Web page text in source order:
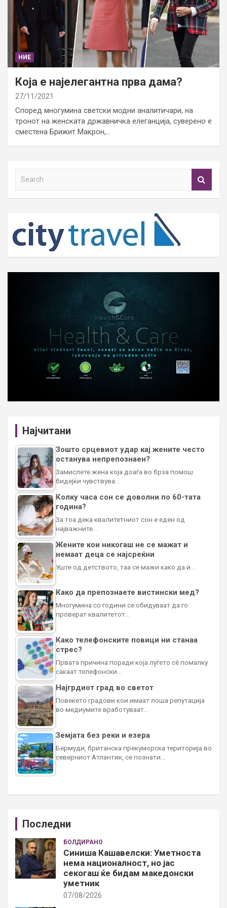
НИЕ
Која е најелегантна прва дама?
27/11/2021
Според многумина светски модни аналитичари, на
тронот на женската државничка елеганција, суверено е
сместена Брижит Макрон,…
h
Најчитани
Зошто срцевиот удар кај жените често
останува непрепознаен?
Замислете жена која доаѓа во брза помош
бидејќи чувствува…
Колку часа сон се доволни по 60-тата
година?
За тоа дека квалитетниот сон е еден од
најважните…
Жените кои никогаш не се мажат и
немаат деца се најсреќни
Уште од детството, таа се мажи како да ѝ…
Како да препознаете вистински мед?
Многумина со години се обидуваат да го
проверат квалитетот…
Како телефонските повици ни станаа
стрес?
Првата причина поради која луѓето сè помалку
сакаат телефонски…
Најгрдиот град во светот
Повеќето градови кои имаат лоша репутација
во медиумите вработуваат…
Земјата без реки и езера
Бермуди, британска прекуморска територија во
северниот Атлантик, се познати…
Последни
БОЛДИРАНО
Синиша Кашавелски: Уметноста
нема националност, но јас
секогаш ќе бидам македонски
уметник
07/08/2026